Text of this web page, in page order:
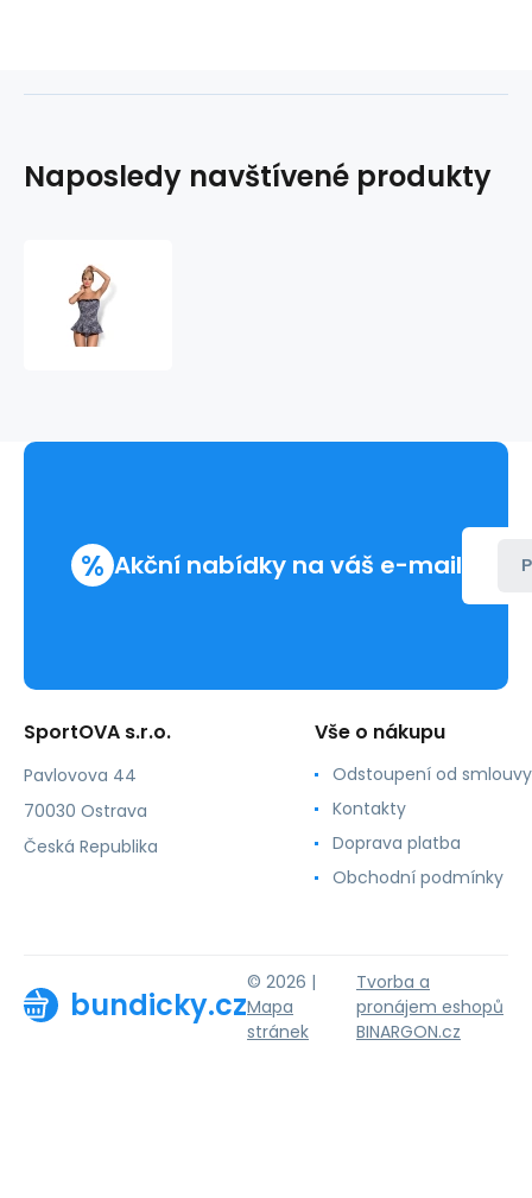
Naposledy navštívené produkty
% Akční nabídky na váš e-mail
SportOVA s.r.o.
Pavlovova 44
70030 Ostrava
Česká Republika
Vše o nákupu
Odstoupení od smlouvy
Kontakty
Doprava platba
Obchodní podmínky
bundicky.cz
© 2026 |
Mapa
stránek
Tvorba a
pronájem eshopů
BINARGON.cz